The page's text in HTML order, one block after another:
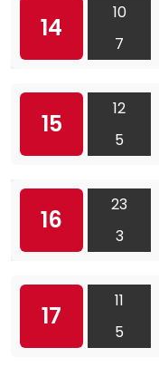
14
10
7
15
12
5
16
23
3
17
11
5